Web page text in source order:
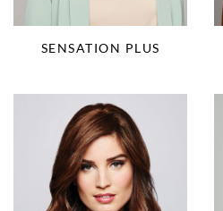
SENSATION PLUS